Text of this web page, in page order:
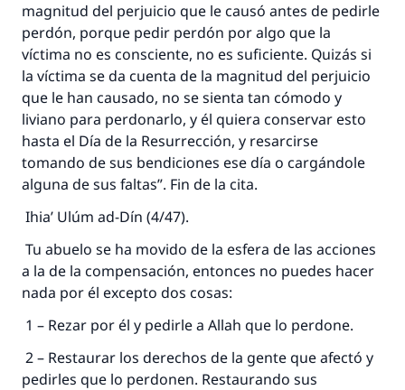
magnitud del perjuicio que le causó antes de pedirle
perdón, porque pedir perdón por algo que la
víctima no es consciente, no es suficiente. Quizás si
la víctima se da cuenta de la magnitud del perjuicio
que le han causado, no se sienta tan cómodo y
liviano para perdonarlo, y él quiera conservar esto
hasta el Día de la Resurrección, y resarcirse
tomando de sus bendiciones ese día o cargándole
alguna de sus faltas”. Fin de la cita.
Ihia’ Ulúm ad-Dín (4/47).
Tu abuelo se ha movido de la esfera de las acciones
a la de la compensación, entonces no puedes hacer
nada por él excepto dos cosas:
1 – Rezar por él y pedirle a Allah que lo perdone.
2 – Restaurar los derechos de la gente que afectó y
pedirles que lo perdonen. Restaurando sus